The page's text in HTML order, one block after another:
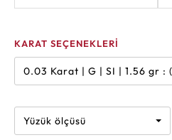
KARAT SEÇENEKLERİ
0.03 Karat | G | SI | 1.56
Yüzük ölçüsü